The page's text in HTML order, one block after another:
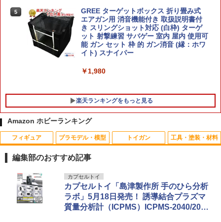
￥11,000
5
GREE ターゲットボックス 折り畳み式
エアガン用 消音機能付き 取扱説明書付
き スリングショット対応 (白枠) ターゲ
ット 射撃練習 サバゲー 室内 屋内 使用可
能 ガン セット 枠 的 ガン消音 (縁：ホワ
イト) スナイパー
￥1,980
楽天ランキングをもっと見る
1
【ネコポス対応】SP.454/タミヤ/レーシ
ングスリックタイヤ
ABC HOBBY(ABCホビー)/62916/ポリカ
Amazon ホビーランキング
フィギュア
1
TAMASHII NATIONS S.H.フィギュアー
ツ（真骨彫製法） 仮面ライダーBLACK
RX 約150mm PVC&ABS&布製 塗装済み
可動フィギュア
プラモデル・模型
1
BANDAI SPIRITS(バンダイ スピリッツ)
30MS SIS-J00 メルンジャ[カラーA] 色
分け済みプラモデル
￥4,200
トイガン
1
東京マルイ (TOKYO MARUI) ガスブロー
バックマシンガン No.14 20式 5.56mm
小銃 18歳以上 ガスブローバック
￥196,900
工具・塗装・材料
1
LOCTITE(ロックタイト) シールはがし
プレミアム 220ml
￥962
編集部のおすすめ記事
カプセルトイ
カプセルトイ「島津製作所 手のひら分析
ラボ」5月18日発売！ 誘導結合プラズマ
質量分析計（ICPMS）ICPMS-2040/2050